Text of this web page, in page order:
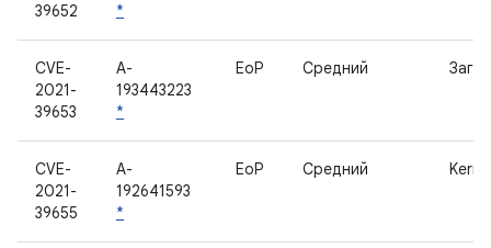
39652
*
CVE-
2021-
39653
A-
193443223
*
EoP Средний
CVE-
2021-
39655
A-
192641593
*
EoP Средний